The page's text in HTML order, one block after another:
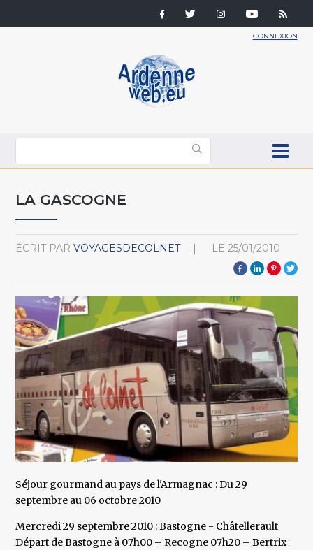
CONNEXION
LA GASCOGNE
ÉCRIT PAR VOYAGESDECOLNET LE 25/01/2010
Séjour gourmand au pays de l'Armagnac : Du 29
septembre au 06 octobre 2010
Mercredi 29 septembre 2010 : Bastogne - Châtellerault
Départ de Bastogne à 07h00 – Recogne 07h20 – Bertrix